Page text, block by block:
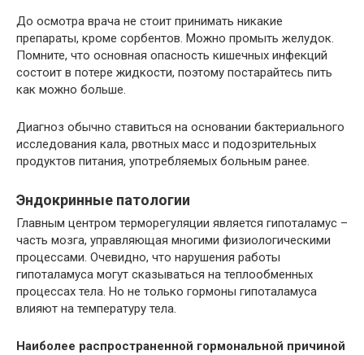
До осмотра врача не стоит принимать никакие
препараты, кроме сорбентов. Можно промыть желудок.
Помните, что основная опасность кишечных инфекций
состоит в потере жидкости, поэтому постарайтесь пить
как можно больше.
Диагноз обычно ставиться на основании бактериального
исследования кала, рвотных масс и подозрительных
продуктов питания, употребляемых больным ранее.
Эндокринные патологии
Главным центром терморегуляции является гипоталамус –
часть мозга, управляющая многими физиологическими
процессами. Очевидно, что нарушения работы
гипоталамуса могут сказываться на теплообменных
процессах тела. Но не только гормоны гипоталамуса
влияют на температуру тела.
Наиболее распространенной гормональной причиной